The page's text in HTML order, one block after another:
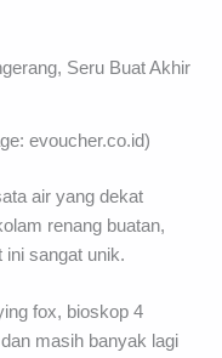
evoucher.co.id)
air yang dekat
renang buatan,
ini sangat unik.
fox, bioskop 4
masih banyak lagi